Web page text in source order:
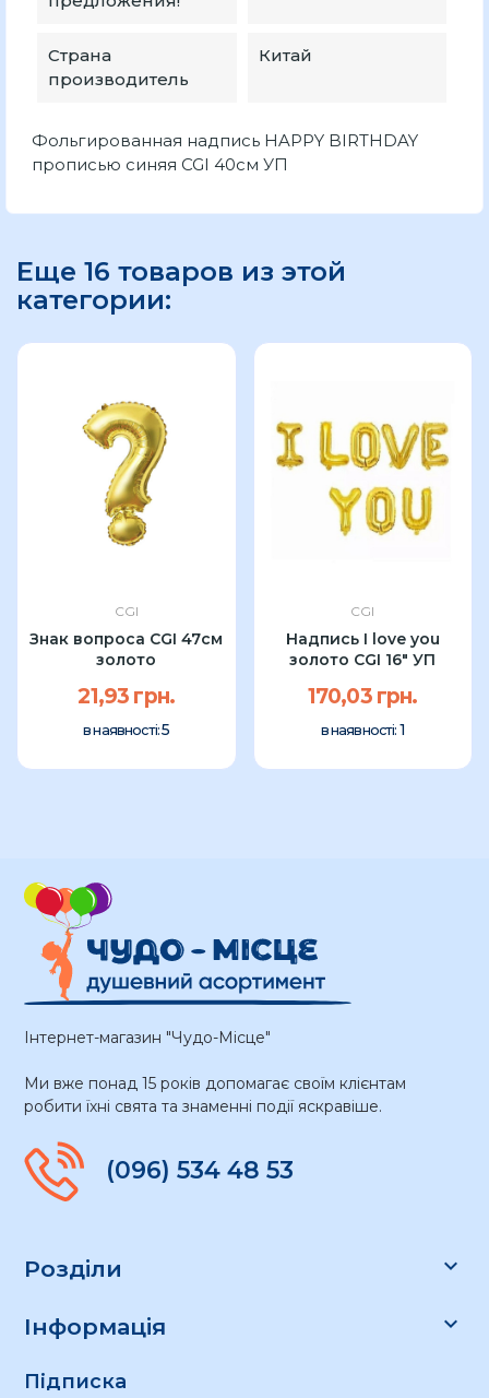
Страна
производитель
Китай
Фольгированная надпись HAPPY BIRTHDAY
прописью синяя CGI 40см УП
Еще 16 товаров из этой
категории:
CGI
Знак вопроса CGI 47см
золото
21,93 грн.
в наявності:5
CGI
Надпись I love you
золото CGI 16" УП
170,03 грн.
в наявності: 1
Інтернет-магазин "Чудо-Місце"
Ми вже понад 15 років допомагає своїм клієнтам
робити їхні свята та знаменні події яскравіше.
(096) 534 48 53
Розділи 
Інформація 
Підписка